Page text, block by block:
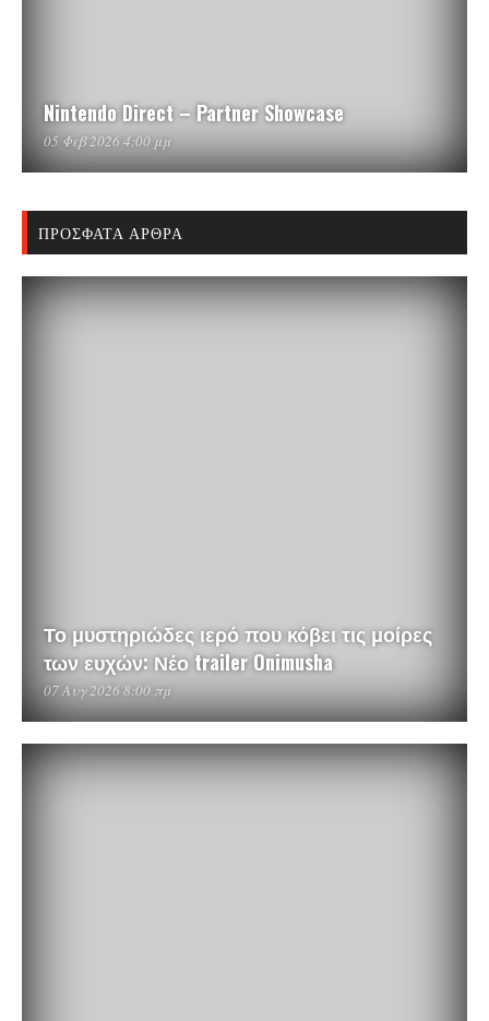
Nintendo Direct – Partner Showcase
05 Φεβ 2026 4:00 μμ
ΠΡΌΣΦΑΤΑ ΆΡΘΡΑ
Το μυστηριώδες ιερό που κόβει τις μοίρες
των ευχών: Νέο trailer Onimusha
07 Αυγ 2026 8:00 πμ